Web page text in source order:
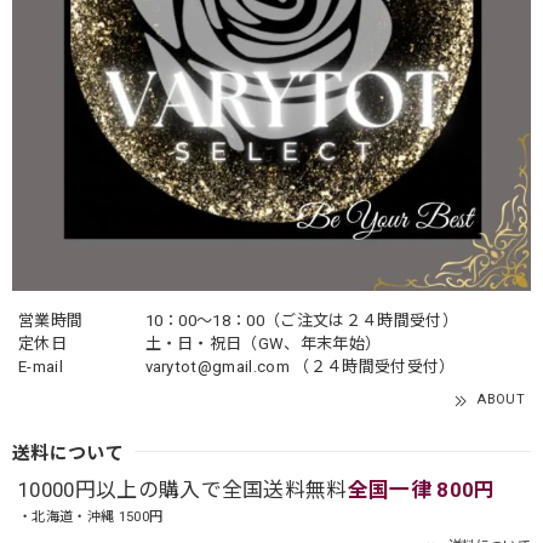
営業時間
10：00〜18：00（ご注文は２４時間受付）
定休日
土・日・祝日（GW、年末年始）
E-mail
varytot@gmail.com （２４時間受付受付）
ABOUT
送料について
10000円以上の購入で全国送料無料全国一律 800円
・北海道・沖縄 1500円